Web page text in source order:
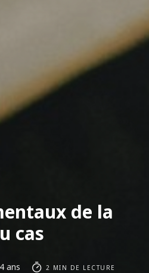
de la
cas
ans 2 MIN DE LECTURE